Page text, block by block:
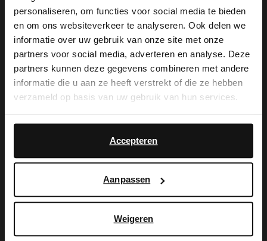
personaliseren, om functies voor social media te bieden
en om ons websiteverkeer te analyseren. Ook delen we
informatie over uw gebruik van onze site met onze
partners voor social media, adverteren en analyse. Deze
partners kunnen deze gegevens combineren met andere
informatie die u aan ze heeft verstrekt of die ze hebben
verzameld op basis van uw gebruik van hun services.
Accepteren
Aanpassen
Weigeren
Bordeauxrote Lederschnürschuhe
179.99
Schwarze Leder-Schnürschuhe
139.99
-50%
×
View this website in English?
It looks like your language isn't Dutch. Would
you like to switch to English?
English